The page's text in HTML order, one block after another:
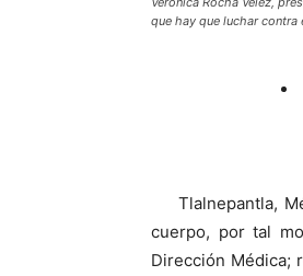
que hay que luchar contra
Tlalnepantla,
cuerpo, por tal
Dirección Médica;